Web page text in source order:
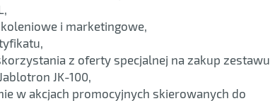
i marketingowe,
z oferty specjalnej na zakup zestawu
JK-100,
w akcjach promocyjnych skierowanych do